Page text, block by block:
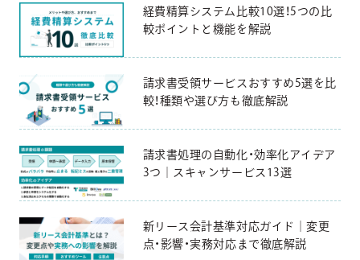
経費精算システム比較10選！5つの比
較ポイントと機能を解説
請求書受領サービスおすすめ5選を比
較！種類や選び方も徹底解説
請求書処理の自動化・効率化アイデア
3つ｜スキャンサービス13選
新リース会計基準対応ガイド｜変更
点・影響・実務対応まで徹底解説